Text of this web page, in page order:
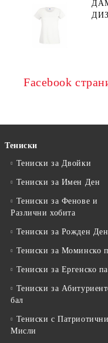
Facebook
Тениски
Тениски за Двойки
Тениски за Имен Ден
Тениски за Фенове и
Различни хобита
Тениски за Рожден Ден
Тениски за Mоминско
Тениски за Eргенско
Тениски за
бал
Тениски с Патриотични
Мисли